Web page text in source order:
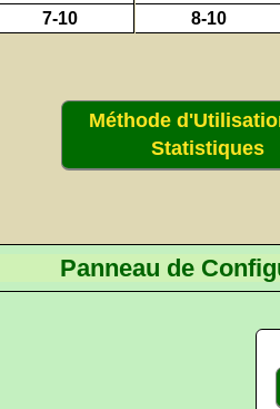
7-10
8-10
Méthode
Statistiques
Panneau de